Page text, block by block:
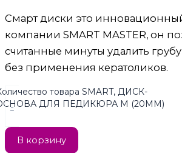
Смарт диски это
компании SMART MASTER, он
считанные минуты удалить
без применения кератоликов.
-
товара SMART, ДИСК-
ДЛЯ ПЕДИКЮРА М (20ММ)
В корзину